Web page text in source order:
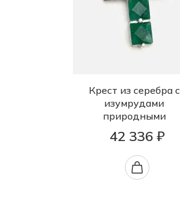
Крест из серебра с
изумрудами
природными
42 336 ₽